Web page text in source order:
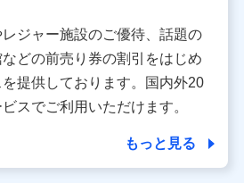
う各共同利用者（詳細は次のとお
丁目11番1号 山王パークタワー
表取締役社長 前田 義晃
形町2-14-10 アーバンネット日本橋
ジャー施設のご優待、話題の
どの前売り券の割引をはじめ
提供しております。国内外20
スでご利用いただけます。
もっと見る